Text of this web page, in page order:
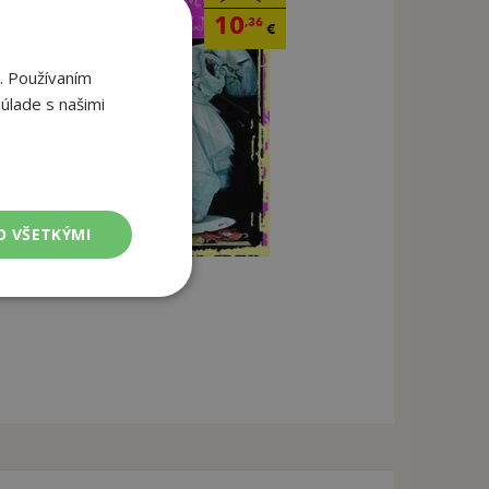
10,36€
s našimi
VŠETKÝMI